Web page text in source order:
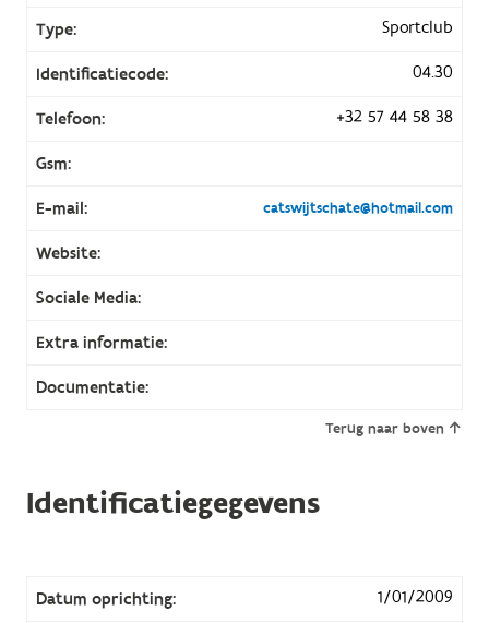
Type: Sportclub
Identificatiecode: 04.30
Telefoon: +32 57 44 58 38
Gsm:
E-mail: catswijtschate@hotmail.com
Website:
Sociale Media:
Extra informatie:
Documentatie:
Terug naar boven
Identificatiegegevens
Datum oprichting: 1/01/2009